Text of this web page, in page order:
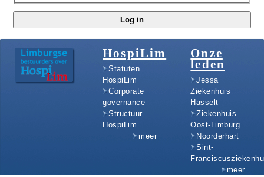
HospiLim
Statuten
HospiLim
Corporate
governance
Structuur
HospiLim
meer
Onze
leden
Jessa
Ziekenhuis
Hasselt
Ziekenhuis
Oost-Limburg
Noorderhart
Sint-
meer